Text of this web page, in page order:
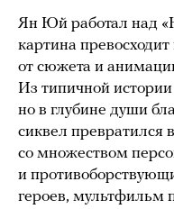
Ян Юй работал над
картина
от сюжета и
Из типичной истории
но в глубине души
сиквел превратился
со множеством
и
героев, мультфильм